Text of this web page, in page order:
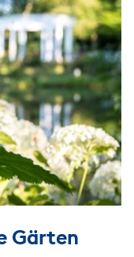
Gärten